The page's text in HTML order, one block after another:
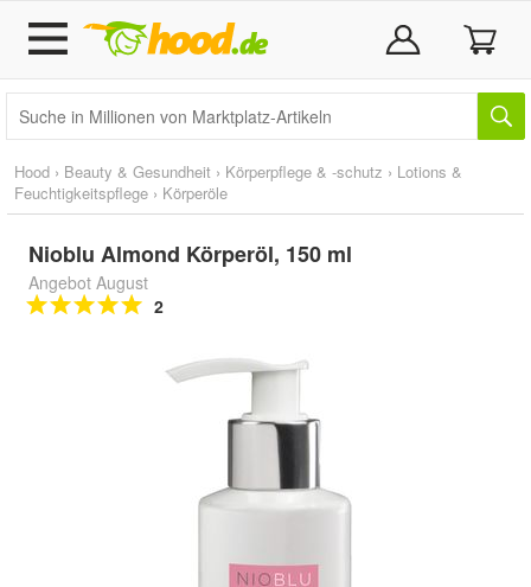
Hood › Beauty & Gesundheit › Körperpflege & -schutz › Lotions &
Feuchtigkeitspflege › Körperöle
Nioblu Almond Körperöl, 150 ml
Angebot August
2